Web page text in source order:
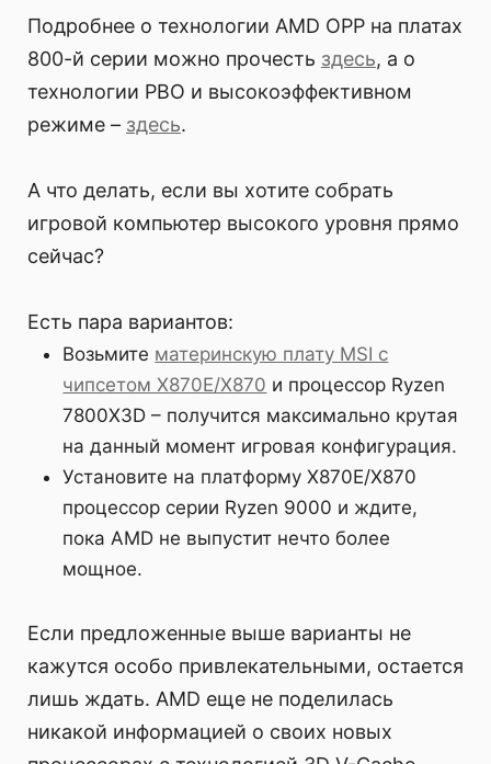
Подробнее о технологии AMD OPP на платах
800-й серии можно прочесть здесь, а о
технологии PBO и высокоэффективном
режиме – здесь.
А что делать, если вы хотите собрать
игровой компьютер высокого уровня прямо
сейчас?
Есть пара вариантов:
Возьмите материнскую плату MSI с
чипсетом X870E/X870 и процессор Ryzen
7800X3D – получится максимально крутая
на данный момент игровая конфигурация.
Установите на платформу X870E/X870
процессор серии Ryzen 9000 и ждите,
пока AMD не выпустит нечто более
мощное.
Если предложенные выше варианты не
кажутся особо привлекательными, остается
лишь ждать. AMD еще не поделилась
никакой информацией о своих новых